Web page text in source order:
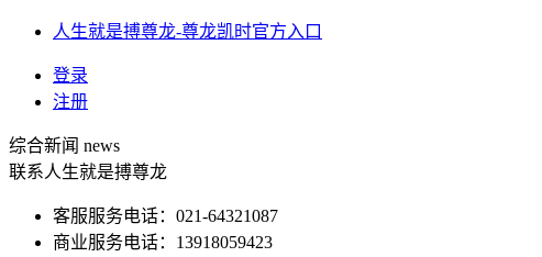
人生就是搏尊龙-尊龙凯时官方入口
登录
注册
综合新闻 news
联系人生就是搏尊龙
客服服务电话：021-64321087
商业服务电话：13918059423